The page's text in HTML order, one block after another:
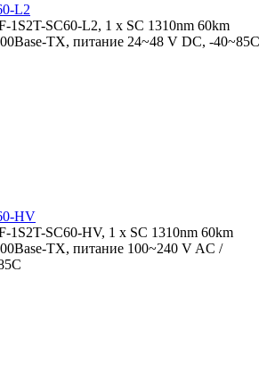
L2
1S2T-SC60-L2, 1 x SC 1310nm 60km
TX, питание 24~48 V DC, -40~85C
HV
1S2T-SC60-HV, 1 x SC 1310nm 60km
TX, питание 100~240 V AC /